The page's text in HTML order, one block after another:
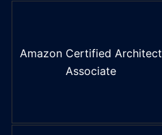
Amazon Certified Architect
Associate